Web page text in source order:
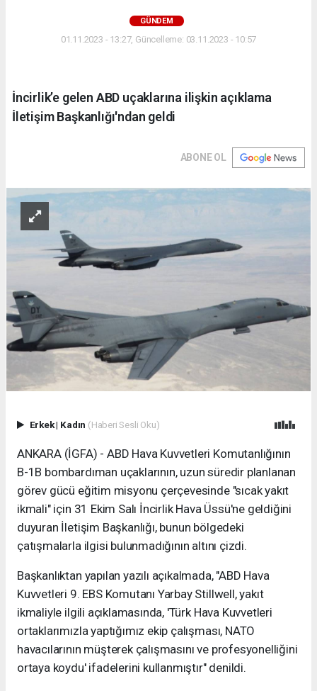
GÜNDEM
01.11.2023 - 13:27, Güncelleme: 03.11.2023 - 10:57
İncirlik’e gelen ABD uçaklarına ilişkin açıklama
İletişim Başkanlığı'ndan geldi
ABONE OL
Erkek| Kadın (Haberi Sesli Oku)
ANKARA (İGFA) - ABD Hava Kuvvetleri Komutanlığının
B-1B bombardıman uçaklarının, uzun süredir planlanan
görev gücü eğitim misyonu çerçevesinde "sıcak yakıt
ikmali" için 31 Ekim Salı İncirlik Hava Üssü'ne geldiğini
duyuran İletişim Başkanlığı, bunun bölgedeki
çatışmalarla ilgisi bulunmadığının altını çizdi.
Başkanlıktan yapılan yazılı açıkalmada, "ABD Hava
Kuvvetleri 9. EBS Komutanı Yarbay Stillwell, yakıt
ikmaliyle ilgili açıklamasında, 'Türk Hava Kuvvetleri
ortaklarımızla yaptığımız ekip çalışması, NATO
havacılarının müşterek çalışmasını ve profesyonelliğini
ortaya koydu' ifadelerini kullanmıştır" denildi.